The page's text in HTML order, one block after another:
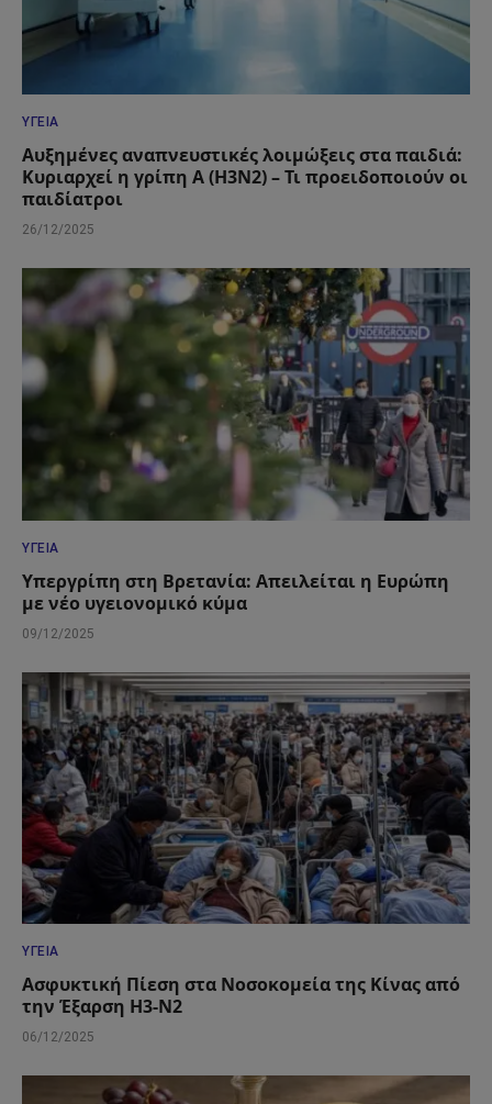
ΥΓΕΊΑ
Αυξημένες αναπνευστικές λοιμώξεις στα παιδιά:
Κυριαρχεί η γρίπη Α (Η3Ν2) – Τι προειδοποιούν οι
παιδίατροι
26/12/2025
ΥΓΕΊΑ
Υπεργρίπη στη Βρετανία: Απειλείται η Ευρώπη
με νέο υγειονομικό κύμα
09/12/2025
ΥΓΕΊΑ
Ασφυκτική Πίεση στα Νοσοκομεία της Κίνας από
την Έξαρση H3-N2
06/12/2025